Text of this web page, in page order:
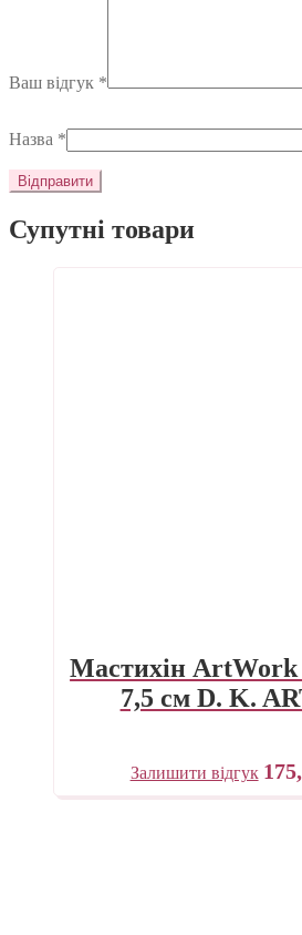
Ваш відгук *
Назва *
Супутні товари
Мастихін
7,5 см D. K.
Залишити відгук